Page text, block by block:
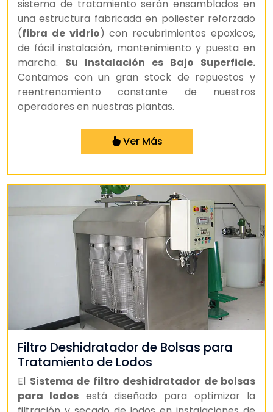
sistema de tratamiento serán ensamblados en
una estructura fabricada en poliester reforzado
(fibra de vidrio) con recubrimientos epoxicos,
de fácil instalación, mantenimiento y puesta en
marcha. Su Instalación es Bajo Superficie.
Contamos con un gran stock de repuestos y
reentrenamiento constante de nuestros
operadores en nuestras plantas.
Ver Más
Filtro Deshidratador de Bolsas para
Tratamiento de Lodos
El Sistema de filtro deshidratador de bolsas
para lodos está diseñado para optimizar la